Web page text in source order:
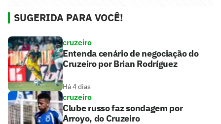
SUGERIDA PARA VOCÊ!
cruzeiro
Entenda cenário de negociação do
Cruzeiro por Brian Rodríguez
Há 4 dias
cruzeiro
Clube russo faz sondagem por
Arroyo, do Cruzeiro